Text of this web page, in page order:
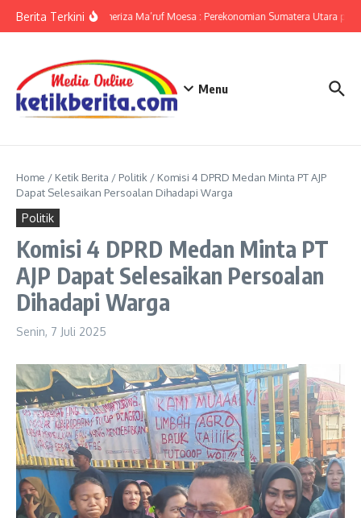
Berita Terkini
KPwBI Sumut Ameriza Ma’ruf Moesa : Perekonomian Sumatera Utara
Menu
Home / Ketik Berita / Politik / Komisi 4 DPRD Medan Minta PT AJP
Dapat Selesaikan Persoalan Dihadapi Warga
Politik
Komisi 4 DPRD Medan Minta PT
AJP Dapat Selesaikan Persoalan
Dihadapi Warga
Senin, 7 Juli 2025